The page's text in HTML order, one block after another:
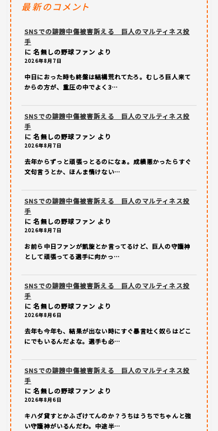
最新のコメント
SNSでの誹謗中傷被害訴える 巨人のマルティネス投
手
に名無しの野球ファン より
2026年8月7日
中日におった時も終盤は結構荒れてたろ。むしろ巨人来て
からの方が、重圧の中でよく3…
SNSでの誹謗中傷被害訴える 巨人のマルティネス投
手
に名無しの野球ファン より
2026年8月7日
去年からずっと頑張っとるのになぁ。成績悪かったらすぐ
文句言うとか、ほんま情けない…
SNSでの誹謗中傷被害訴える 巨人のマルティネス投
手
に名無しの野球ファン より
2026年8月7日
お前ら中日ファンが凱旋とか言ってるけど、巨人の守護神
として頑張ってる選手に向かっ…
SNSでの誹謗中傷被害訴える 巨人のマルティネス投
手
に名無しの野球ファン より
2026年8月6日
去年も今年も、結果が出ない時にすぐ暴言吐く奴らはどこ
にでもいるんだよな。選手も必…
SNSでの誹謗中傷被害訴える 巨人のマルティネス投
手
に名無しの野球ファン より
2026年8月6日
キハダ貸すとかふざけてんのか？うちはうちでちゃんと強
い守護神がいるんだわ。中途半…